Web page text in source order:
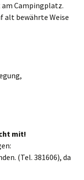
Campingplatz.
alt bewährte Weise
mit!
(Tel. 381606), da